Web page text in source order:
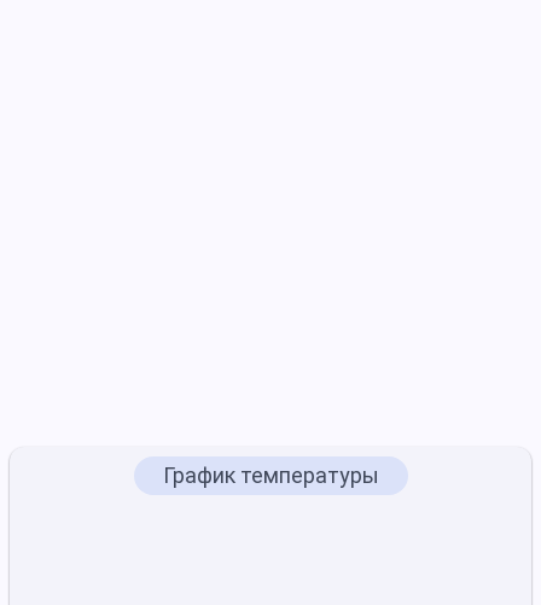
График температуры